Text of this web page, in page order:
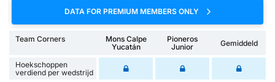
DATA FOR PREMIUM MEMBERS ONLY
Team Corners
Mons Calpe
Yucatán
Pioneros
Junior
Gemiddeld
Hoekschoppen
verdiend per wedstrijd